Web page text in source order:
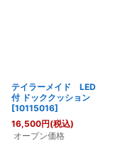
テイラーメイド LED
付 ドッククッション
[10115016]
16,500円(税込)
オープン価格